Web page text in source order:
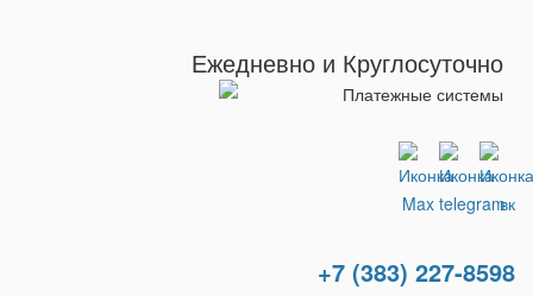
Ежедневно и Круглосуточно
+7 (383) 227-8598